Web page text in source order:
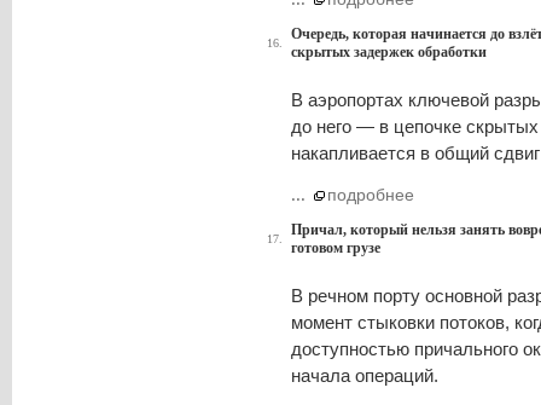
16.
Очередь, которая начинается до
скрытых задержек обработки
В аэропортах ключевой
до него — в цепочке
накапливается в общий
... подробнее
17.
Причал, который нельзя занять
готовом грузе
В речном порту основной
момент стыковки потоков,
доступностью причального
начала операций.